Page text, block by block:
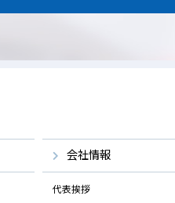
会社情報
代表挨拶